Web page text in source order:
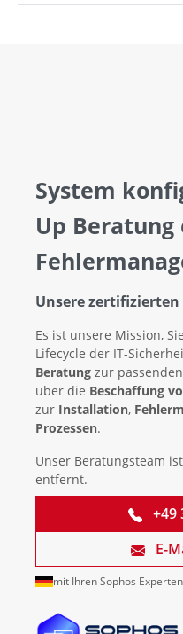
System
Up
Unsere
Es ist unsere Mission,
Lifecycle der IT-
Beratung zur
über die Beschaffung
zur Installation,
Prozessen.
Unser Beratungsteam
entfernt.
+49
E-
mit Ihren Sophos Experten